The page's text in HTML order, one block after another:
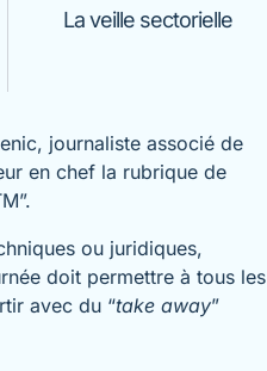
La veille sectorielle
journaliste associé de
en chef la rubrique de
ou juridiques,
doit permettre à tous les
avec du “take away”